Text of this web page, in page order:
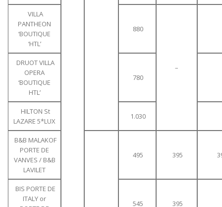
VILLA
PANTHEON
‘BOUTIQUE
‘HTL’
880
–
DRUOT VILLA
OPERA
‘BOUTIQUE
HTL’
780
HILTON St
LAZARE 5*LUX
1.030
B&B MALAKOF
PORTE DE
VANVES / B&B
LAVILET
495 395
BIS PORTE DE
ITALY or
545 395